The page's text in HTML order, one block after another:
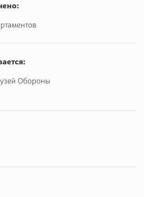
до последнего вздоха бойцы
июле 1941 года.
союзу.
крепость за 6 часов, но не учел
ее защитников.
Обороны